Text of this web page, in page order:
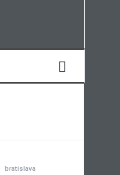
bratislava